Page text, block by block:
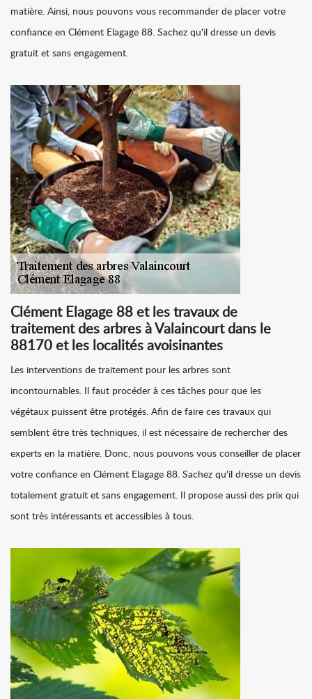
matière. Ainsi, nous pouvons vous recommander de placer votre
confiance en Clément Elagage 88. Sachez qu'il dresse un devis
gratuit et sans engagement.
Clément Elagage 88 et les travaux de
traitement des arbres à Valaincourt dans le
88170 et les localités avoisinantes
Les interventions de traitement pour les arbres sont
incontournables. Il faut procéder à ces tâches pour que les
végétaux puissent être protégés. Afin de faire ces travaux qui
semblent être très techniques, il est nécessaire de rechercher des
experts en la matière. Donc, nous pouvons vous conseiller de placer
votre confiance en Clément Elagage 88. Sachez qu'il dresse un devis
totalement gratuit et sans engagement. Il propose aussi des prix qui
sont très intéressants et accessibles à tous.